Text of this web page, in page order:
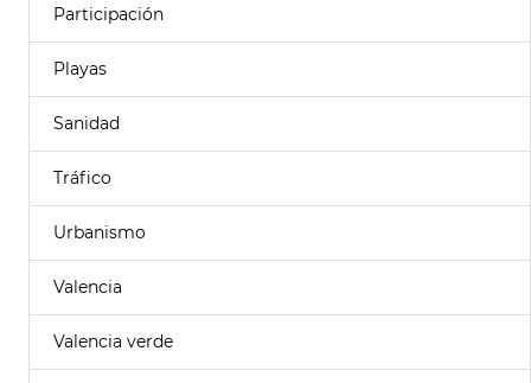
Participación
Playas
Sanidad
Tráfico
Urbanismo
Valencia
Valencia verde